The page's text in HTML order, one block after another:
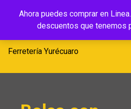
Ahora puedes comprar en
descuentos que tenemos
Ferretería
Yurécuaro
Ferretería Yurécuaro